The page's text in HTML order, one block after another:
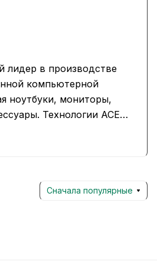
лидер в производстве
компьютерной
ноутбуки, мониторы,
Технологии ACER
стильный
решения по
Сначала популярные